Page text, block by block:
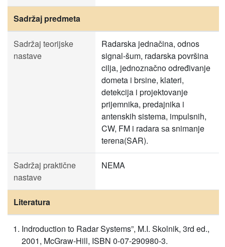
Sadržaj predmeta
Sadržaj teorijske
nastave
Radarska jednačina, odnos
signal-šum, radarska površina
cilja, jednoznačno određivanje
dometa i brѕine, klateri,
detekcija i projektovanje
prijemnika, predajnika i
antenskih sistema, impulsnih,
CW, FM i radara ѕa snimanje
terena(SAR).
Sadržaj praktične
nastave
NEMA
Literatura
Indroduction to Radar Systems”, M.I. Skolnik, 3rd ed.,
2001, McGraw-Hill, ISBN 0-07-290980-3.